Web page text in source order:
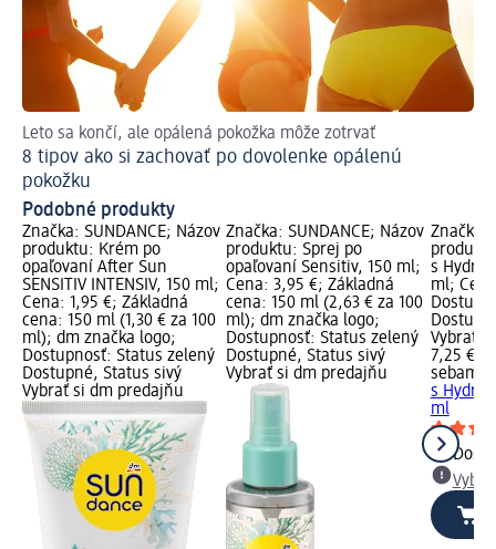
Leto sa končí, ale opálená pokožka môže zotrvať
8 tipov ako si zachovať po dovolenke opálenú
pokožku
Podobné produkty
Značka: SUNDANCE; Názov
produktu: Krém po
opaľovaní After Sun
SENSITIV INTENSIV, 150 ml;
Cena: 1,95 €; Základná
cena: 150 ml (1,30 € za 100
ml); dm značka logo;
Dostupnosť: Status zelený
Dostupné, Status sivý
Vybrať si dm predajňu
Značka: SUNDANCE; Názov
produktu: Sprej po
opaľovaní Sensitiv, 150 ml;
Cena: 3,95 €; Základná
cena: 150 ml (2,63 € za 100
ml); dm značka logo;
Dostupnosť: Status zelený
Dostupné, Status sivý
Vybrať si dm predajňu
Značka:
s Hydro-
ml;
Vybrať
7,25 €
sebamed
s Hydro-
ml